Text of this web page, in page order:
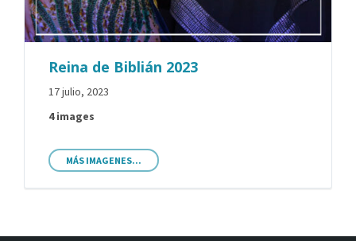
Reina de Biblián 2023
17 julio, 2023
4 images
MÁS IMAGENES...